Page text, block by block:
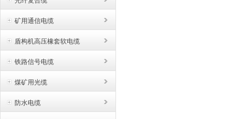
矿用通信电缆
盾构机高压橡套软电缆
铁路信号电缆
煤矿用光缆
防水电缆